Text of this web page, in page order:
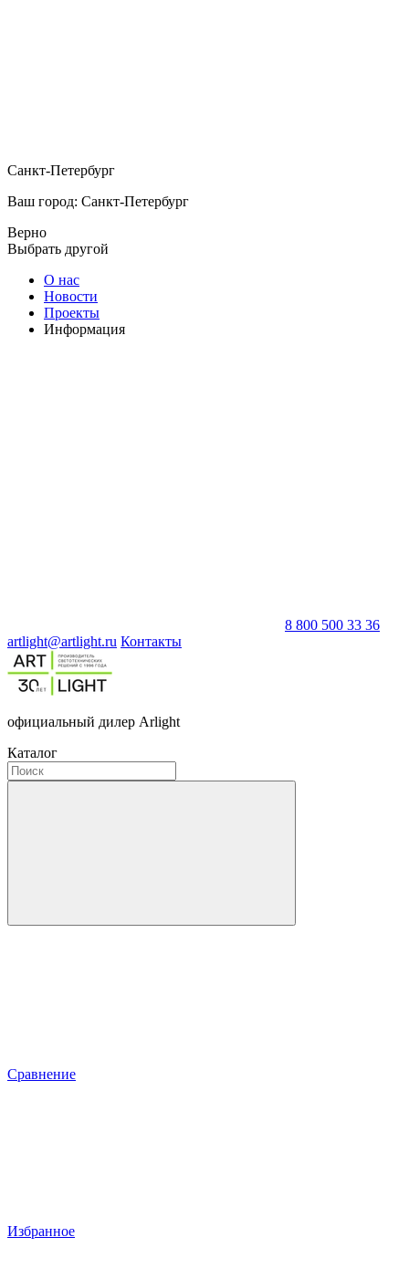
Санкт-Петербург
Ваш город: Санкт-Петербург
Верно
Выбрать другой
О нас
Новости
Проекты
Информация
8 800 500 33 36
artlight@artlight.ru Контакты
официальный дилер Arlight
Каталог
Сравнение
Избранное